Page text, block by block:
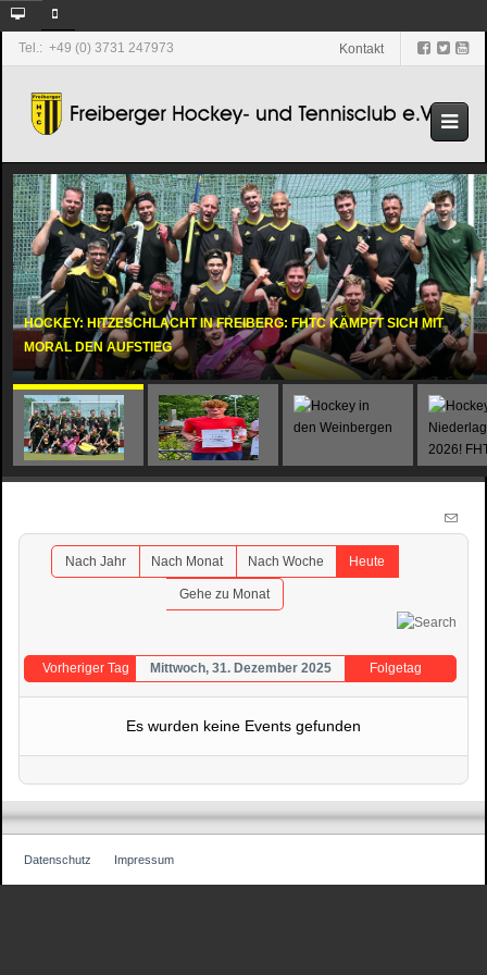
Tel.: +49 (0) 3731 247973 Kontakt
HOCKEY: HITZESCHLACHT IN FREIBERG: FHTC KÄMPFT SICH MIT
MORAL DEN AUFSTIEG
Nach Jahr Nach Monat Nach Woche Heute
Gehe zu Monat
Vorheriger Tag Mittwoch, 31. Dezember 2025 Folgetag
Es wurden keine Events gefunden
Datenschutz Impressum